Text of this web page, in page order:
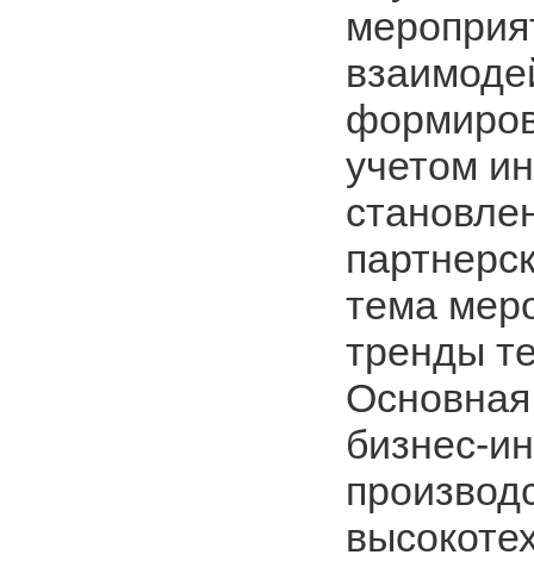
учетом
тема
тренды
бизнес-